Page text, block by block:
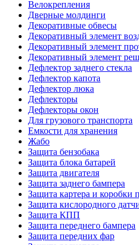
Велокрепления
Дверные молдинги
Декоративные обвесы
Декоративный элемент
Декоративный элемент
Декоративный элемент
Дефлектор заднего стекла
Дефлектор капота
Дефлектор люка
Дефлекторы
Дефлекторы окон
Для грузового транспорта
Емкости для хранения
Жабо
Защита бензобака
Защита блока батарей
Защита двигателя
Защита заднего бампера
Защита картера и коробки
Защита кислородного
Защита КПП
Защита переднего бампера
Защита передних фар